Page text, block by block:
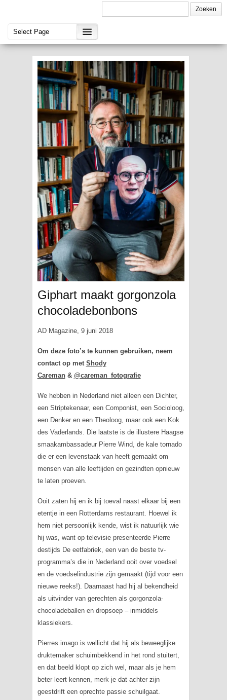
Giphart maakt gorgonzola
chocoladebonbons
AD Magazine, 9 juni 2018
Om deze foto’s te kunnen gebruiken, neem
contact op met Shody
Careman& @careman_fotografie
We hebben in Nederland niet alleen een Dichter,
een Striptekenaar, een Componist, een Socioloog,
een Denker en een Theoloog, maar ook een Kok
des Vaderlands. Die laatste is de illustere Haagse
smaakambassadeur Pierre Wind, de kale tornado
die er een levenstaak van heeft gemaakt om
mensen van alle leeftijden en gezindten opnieuw
te laten proeven.
Ooit zaten hij en ik bij toeval naast elkaar bij een
etentje in een Rotterdams restaurant. Hoewel ik
hem niet persoonlijk kende, wist ik natuurlijk wie
hij was, want op televisie presenteerde Pierre
destijds De eetfabriek, een van de beste tv-
programma’s die in Nederland ooit over voedsel
en de voedselindustrie zijn gemaakt (tijd voor een
nieuwe reeks!). Daarnaast had hij al bekendheid
als uitvinder van gerechten als gorgonzola-
chocoladeballen en dropsoep – inmiddels
klassiekers.
Pierres imago is wellicht dat hij als beweeglijke
druktemaker schuimbekkend in het rond stuitert,
en dat beeld klopt op zich wel, maar als je hem
beter leert kennen, merk je dat achter zijn
geestdrift een oprechte passie schuilgaat.